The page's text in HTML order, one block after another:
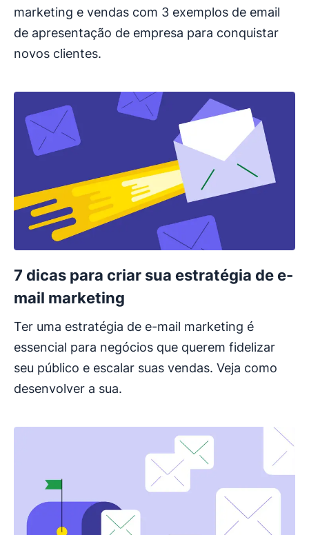
marketing e vendas com 3 exemplos de email
de apresentação de empresa para conquistar
novos clientes.
7 dicas para criar sua estratégia de e-
mail marketing
Ter uma estratégia de e-mail marketing é
essencial para negócios que querem fidelizar
seu público e escalar suas vendas. Veja como
desenvolver a sua.